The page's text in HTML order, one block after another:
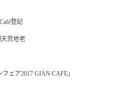
登記
荒地老
ェア2017 GIAN CAFE」